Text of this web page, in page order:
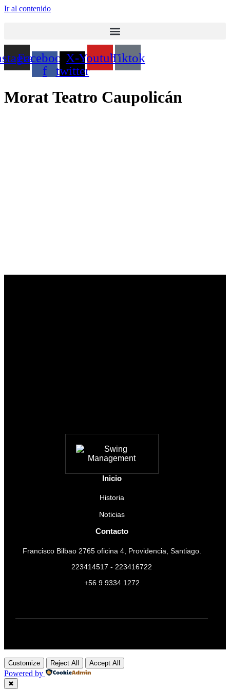
Ir al contenido
Facebook-
f
X-
twitter
YoutubeTiktok
Morat Teatro Caupolicán
Inicio
Historia
Noticias
Contacto
Francisco Bilbao 2765 oficina 4, Providencia, Santiago.
223414517 - 223416722
+56 9 9334 1272
Customize Reject All Accept All
Powered by
✖